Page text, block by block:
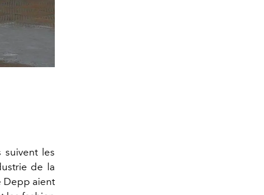
les
de la
Depp aient